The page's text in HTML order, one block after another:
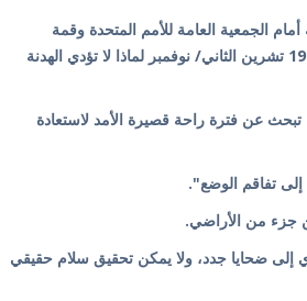
الجمعية العامة للأمم المتحدة وقمة
مجموعة العشرين، وأوضح في خطابه في منتدى الأمن الدولي في هاليفاكس في 19 تشرين الثاني/ نوفمبر لماذا لا تؤدي الهدنة
تبحث عن فترة راحة قصيرة الأمد لاستعادة
تفاقم الوضع".
جزء من الأراضي.
إلى ضحايا جدد، ولا يمكن تحقيق سلام حقيقي